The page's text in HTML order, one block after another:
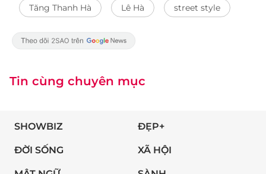
Tăng Thanh Hà Lê Hà street style
Tin cùng chuyên mục
SHOWBIZ ĐẸP+
ĐỜI SỐNG XÃ HỘI